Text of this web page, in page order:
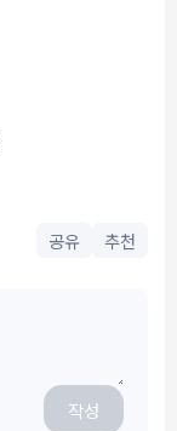
공유 추천
작성